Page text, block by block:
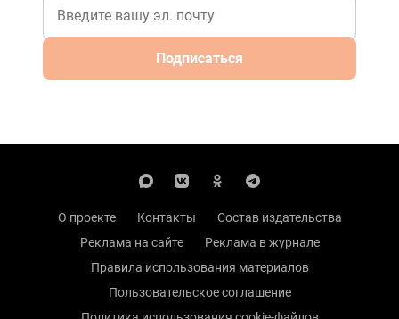
Подписаться
О проекте Контакты
Состав издательства
Реклама на сайте
Реклама в журнале
Правила использования материалов
Пользовательское соглашение